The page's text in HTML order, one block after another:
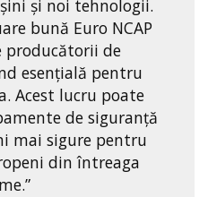
și noi tehnologii.
bună Euro NCAP
producătorii de
esențială pentru
Acest lucru poate
de siguranță
mai sigure pentru
din întreaga